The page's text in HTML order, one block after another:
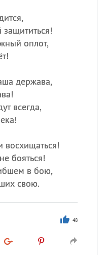
защититься!
оплот,
держава,
всегда,
восхищаться!
бояться!
в бою,
свою.
48